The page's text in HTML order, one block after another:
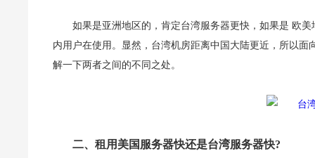
如果是亚洲地区的，肯定台湾服务器更快，如果是 欧
内用户在使用。显然，台湾机房距离中国大陆更近，所以
解一下两者之间的不同之处。
二、租用美国服务器快还是台湾服务器快?